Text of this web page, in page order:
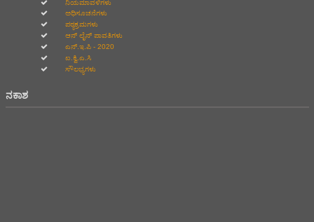
ನಿಯಮಾವಳಿಗಳು
ಅಧಿಸೂಚನೆಗಳು
ಪಠ್ಯಕ್ರಮಗಳು
ಆನ್‌ ಲೈನ್‌ ಪಾವತಿಗಳು
ಎನ್.ಇ.ಪಿ - 2020
ಐ.ಕ್ವಿ.ಎ.ಸಿ
ಸೌಲಭ್ಯಗಳು
ನಕಾಶ